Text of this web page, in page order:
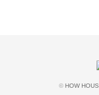
© HOW